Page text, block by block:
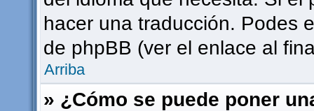
hacer una traducción. Podes
de phpBB (ver el enlace al
Arriba
» ¿Cómo se puede poner